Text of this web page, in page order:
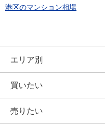
港区のマンション相場
エリア別
買いたい
売りたい